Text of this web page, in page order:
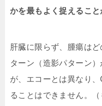
かを最もよく捉えること
肝臓に限らず、腫瘍は
ターン（造影パターン
が、エコーとは異なり
ることはできません。